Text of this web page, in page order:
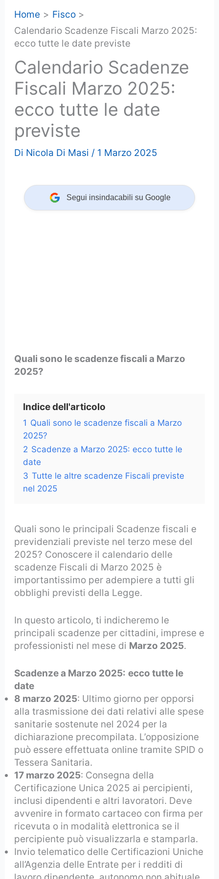
Home
Fisco
Calendario Scadenze Fiscali Marzo 2025:
ecco tutte le date previste
Calendario Scadenze
Fiscali Marzo 2025:
ecco tutte le date
previste
Di Nicola Di Masi / 1 Marzo 2025
Segui insindacabili su Google
Quali sono le scadenze fiscali a Marzo
2025?
Indice dell'articolo
1 Quali sono le scadenze fiscali a Marzo
2025?
2 Scadenze a Marzo 2025: ecco tutte le
date
3 Tutte le altre scadenze Fiscali previste
nel 2025
Quali sono le principali Scadenze fiscali e
previdenziali previste nel terzo mese del
2025? Conoscere il calendario delle
scadenze Fiscali di Marzo 2025 è
importantissimo per adempiere a tutti gli
obblighi previsti della Legge.
In questo articolo, ti indicheremo le
principali scadenze per cittadini, imprese e
professionisti nel mese di Marzo 2025.
Scadenze a Marzo 2025: ecco tutte le
date
8 marzo 2025: Ultimo giorno per opporsi
alla trasmissione dei dati relativi alle spese
sanitarie sostenute nel 2024 per la
dichiarazione precompilata. L’opposizione
può essere effettuata online tramite SPID o
Tessera Sanitaria.
17 marzo 2025: Consegna della
Certificazione Unica 2025 ai percipienti,
inclusi dipendenti e altri lavoratori. Deve
avvenire in formato cartaceo con firma per
ricevuta o in modalità elettronica se il
percipiente può visualizzarla e stamparla.
Invio telematico delle Certificazioni Uniche
all’Agenzia delle Entrate per i redditi di